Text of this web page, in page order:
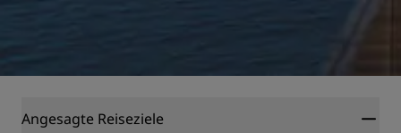
Angesagte Reiseziele